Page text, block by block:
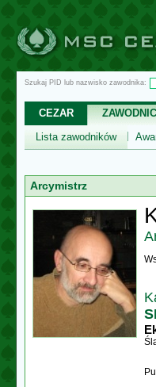
Szukaj PID lub nazwisko zawodnika:
CEZAR
Lista zawodników
Arcymistrz